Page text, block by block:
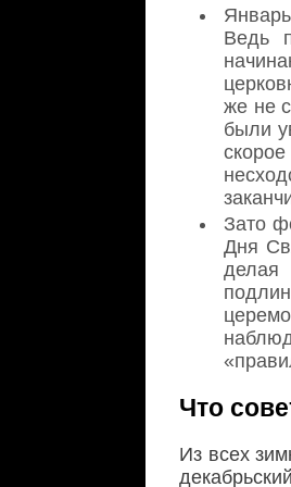
Ведь
же не
были
Зато
Дня
Что
Из всех